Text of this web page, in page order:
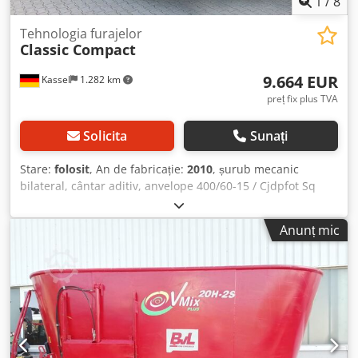
Kassel 1.282 km
Tehnologia furajelor
Classic Compact
9.664 EUR
preț fix plus TVA
Solicita Sunați
Stare: folosit, An de fabricație: 2010, șurub mecanic
bilateral, cântar aditiv, anvelope 400/60-15 / Cjdpfot Sq
Anunț mic